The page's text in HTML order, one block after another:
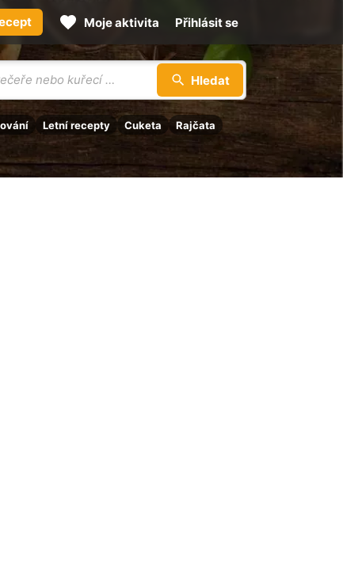
Hledat
Letní recepty Cuketa
Rajčata
Moje aktivita Přihlásit se